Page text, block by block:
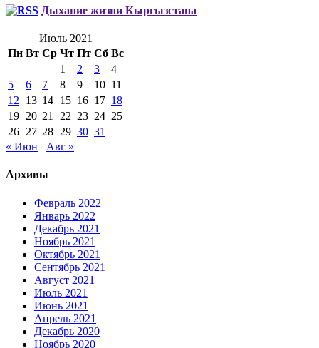
Дыхание жизни Кыргызстана
Июль 2021
Пн Вт Ср Чт Пт Сб Вс
1
2 3
4
5
6 7 8 9 10 11
12
13 14 15 16 17 18
19 20 21 22 23 24 25
26 27 28 29 30 31
« Июн
Авг »
Архивы
Февраль 2022
Январь 2022
Декабрь 2021
Ноябрь 2021
Октябрь 2021
Сентябрь 2021
Август 2021
Июль 2021
Июнь 2021
Апрель 2021
Декабрь 2020
Ноябрь 2020